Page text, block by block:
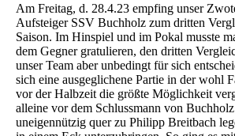
Am Freitag, d. 28.4.23 empfing unser
Aufsteiger SSV Buchholz zum dritten
Saison. Im Hinspiel und im Pokal musste
dem Gegner gratulieren, den dritten
unser Team aber unbedingt für sich
sich eine ausgeglichene Partie in der wohl
vor der Halbzeit die größte Möglichkeit
alleine vor dem Schlussmann von
uneigennützig quer zu Philipp Breitbach